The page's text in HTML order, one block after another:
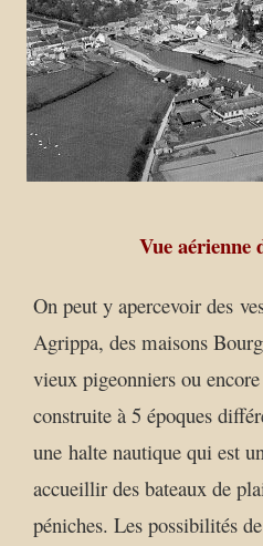
Vue aérienne
On peut y apercevoir des
Agrippa, des maisons
vieux pigeonniers ou
construite à 5 époques
une halte nautique qui est
accueillir des bateaux de
péniches. Les possibilités